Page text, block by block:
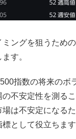
ングを狙うため
す。
指数の将来のボ
不安定性を測る
は不安定になる
として役立ちます